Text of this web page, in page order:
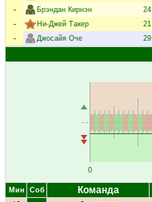
-
Брэндан Кирнэн 24
-
Ни-Джей Такер 21
-
Джосайя Оче 29
0
Мин Соб Команда